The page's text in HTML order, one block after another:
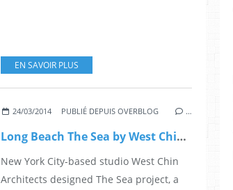
EN SAVOIR PLUS
24/03/2014 PUBLIÉ DEPUIS OVERBLOG …
Long Beach The Sea by West Chin Architects
New York City-based studio West Chin
Architects designed The Sea project, a